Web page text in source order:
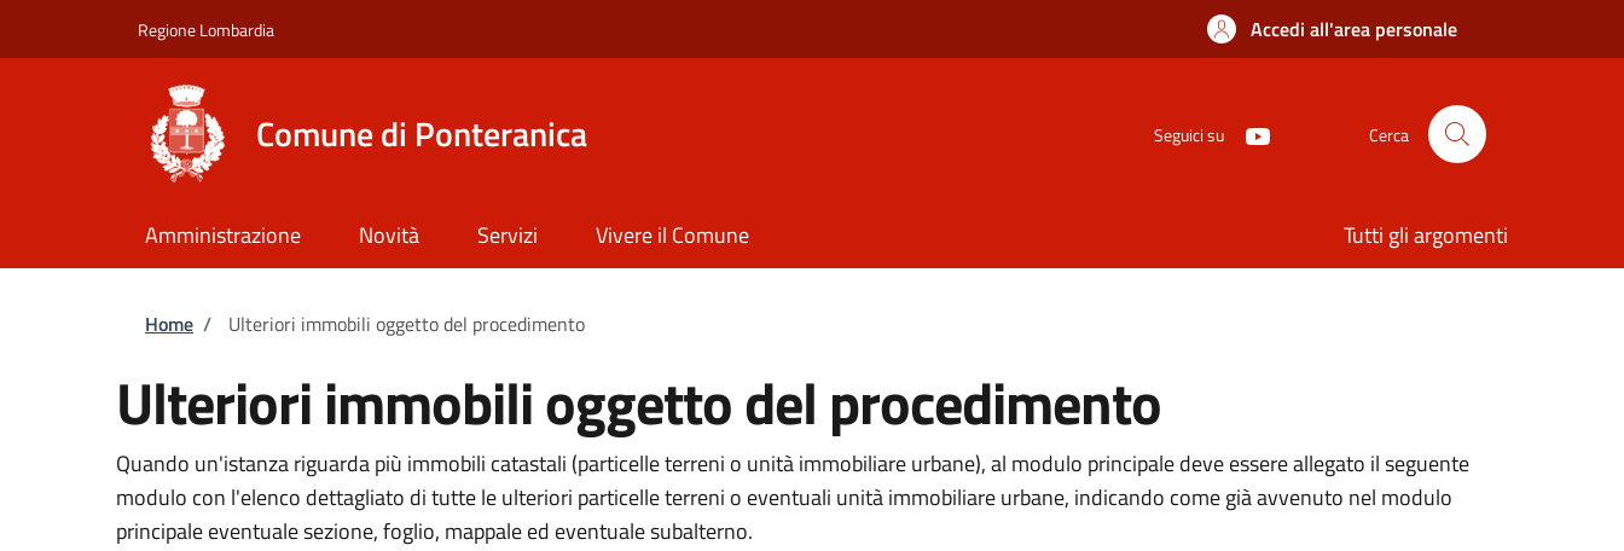
Regione Lombardia Accedi all'area personale
Comune di Ponteranica Seguici su Cerca
Amministrazione Novità Servizi Vivere il Comune Tutti gli argomenti
Briciole di pane
Home / Ulteriori immobili oggetto del procedimento
Ulteriori immobili oggetto del procedimento
Quando un'istanza riguarda più immobili catastali (particelle terreni o unità immobiliare urbane), al modulo principale deve essere allegato il seguente
modulo con l'elenco dettagliato di tutte le ulteriori particelle terreni o eventuali unità immobiliare urbane, indicando come già avvenuto nel modulo
principale eventuale sezione, foglio, mappale ed eventuale subalterno.